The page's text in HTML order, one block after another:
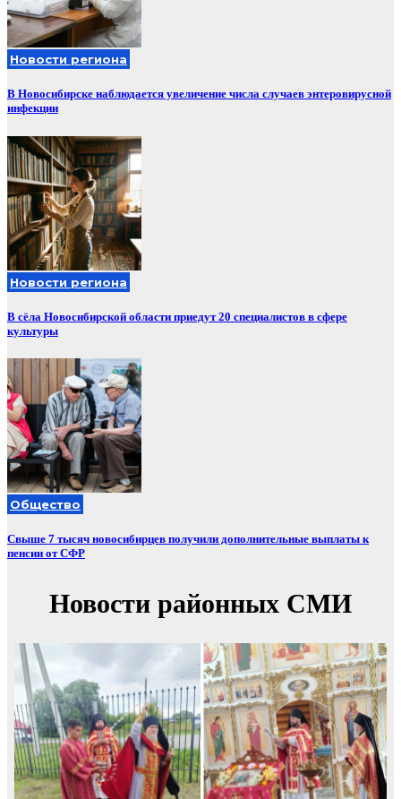
Новости региона
В Новосибирске наблюдается увеличение числа случаев энтеровирусной
инфекции
Новости региона
В сёла Новосибирской области приедут 20 специалистов в сфере
культуры
Общество
Свыше 7 тысяч новосибирцев получили дополнительные выплаты к
пенсии от СФР